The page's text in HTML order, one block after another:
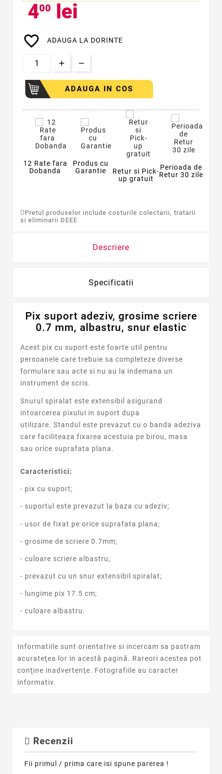
400 lei
favorite_border ADAUGA LA DORINTE
ADAUGA IN COS
12 Rate fara
Dobanda
Produs cu
Garantie
Retur si Pick-
up gratuit
Perioada de
Retur 30 zile
Pretul produselor include costurile colectarii, tratarii
si eliminarii DEEE
Descriere
Specificatii
Pix suport adeziv, grosime scriere
0.7 mm, albastru, snur elastic
Acest pix cu suport este foarte util pentru
persoanele care trebuie sa completeze diverse
formulare sau acte si nu au la indemana un
instrument de scris.
Snurul spiralat este extensibil asigurand
intoarcerea pixului in suport dupa
utilizare. Standul este prevazut cu o banda adeziva
care faciliteaza fixarea acestuia pe birou, masa
sau orice suprafata plana.
Caracteristici:
- pix cu suport;
- suportul este prevazut la baza cu adeziv;
- usor de fixat pe orice suprafata plana;
- grosime de scriere 0.7mm;
- culoare scriere albastru;
- prevazut cu un snur extensibil spiralat;
- lungime pix 17.5 cm;
- culoare albastru.
Informatiile sunt orientative si incercam sa pastram
acurateţea lor in acestă pagină. Rareori acestea pot
conţine inadvertenţe. Fotografiile au caracter
informativ.
Recenzii
Fii primul / prima care isi spune parerea !